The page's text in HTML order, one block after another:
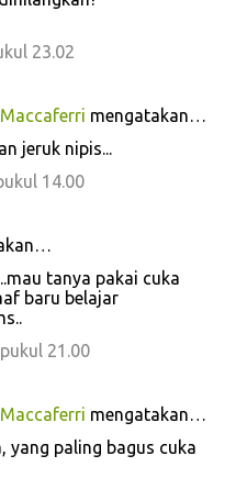
23.02
mengatakan…
jeruk nipis...
14.00
tanya pakai cuka
baru belajar
21.00
mengatakan…
yang paling bagus cuka